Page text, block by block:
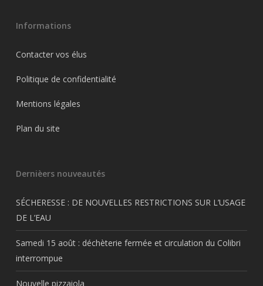
Informations
Contacter vos élus
Politique de confidentialité
Mentions légales
Plan du site
Dernièers nouveautés
SÉCHERESSE : DE NOUVELLES RESTRICTIONS SUR L’USAGE
DE L’EAU
Samedi 15 août : déchèterie fermée et circulation du Colibri
interrompue
Nouvelle pizzaiola